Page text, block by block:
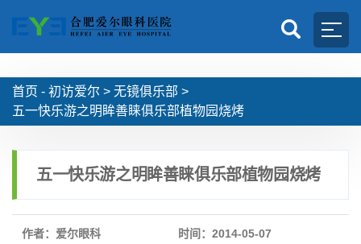
首页 - 初访爱尔 > 无镜俱乐部 >
五一快乐游之明眸善睐俱乐部植物园烧烤
五一快乐游之明眸善睐俱乐部植物园烧烤
作者：爱尔眼科 时间：2014-05-07